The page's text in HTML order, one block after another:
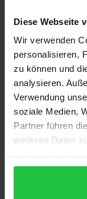
Diese Webseite
Wir verwenden
personalisieren,
zu können und
analysieren.
Verwendung
soziale Medien,
Partner führen
weiteren Daten
gesammelt
Die Ibaditen
und ihre
verändernden
Identität als
aufgebaut.
ihre
der Zeit aus
In diesem
Anfängen bis